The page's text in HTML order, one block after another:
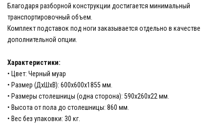
Благодаря разборной конструкции достигается минимальный
транспортировочный объем.
Комплект подставок под ноги заказывается отдельно в качестве
дополнительной опции.
Характеристики:
• Цвет: Черный муар
• Размер (ДхШхВ): 600х600х1855 мм.
• Размеры столешницы (одна сторона): 590х260х22 мм.
• Высота от пола до столешницы: 860 мм.
• Вес без упаковки: 30 кг.